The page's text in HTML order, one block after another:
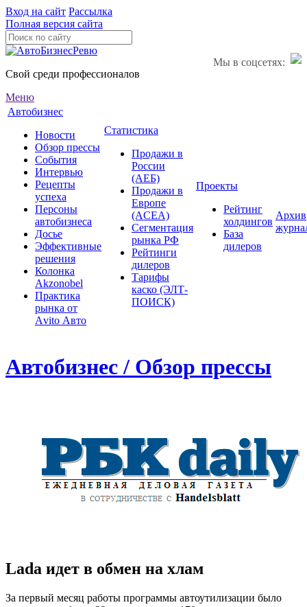
Вход на сайт Рассылка
Полная версия сайта
Мы в соцсетях:
Свой среди профессионалов
Меню
Автобизнес
Новости
Обзор прессы
События
Интервью
Рецепты
успеха
Персоны
автобизнеса
Досье
Эффективные
решения
Колонка
Akzonobel
Практика
рынка от
Аvito Авто
Статистика
Продажи в
России
(АЕБ)
Продажи в
Европе
(ACEA)
Сегментация
рынка РФ
Рейтинги
дилеров
Тарифы
каско (ЭЛТ-
ПОИСК)
Проекты
Рейтинг
холдингов
База
дилеров
Архив
Автобизнес / Обзор прессы
Lada идет в обмен на хлам
За первый месяц работы программы автоутилизации было